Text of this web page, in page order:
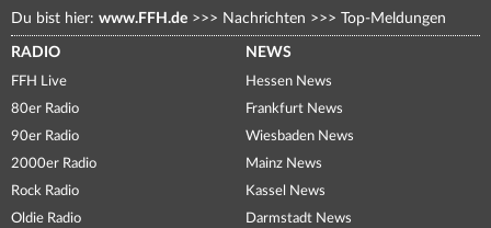
Du bist hier: www.FFH.de >>> Nachrichten >>> Top-Meldungen
RADIO
FFH Live
80er Radio
90er Radio
2000er Radio
Rock Radio
Oldie Radio
NEWS
Hessen News
Frankfurt News
Wiesbaden News
Mainz News
Kassel News
Darmstadt News